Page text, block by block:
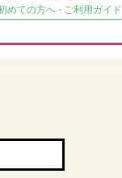
めての方へ - ご利用ガイド